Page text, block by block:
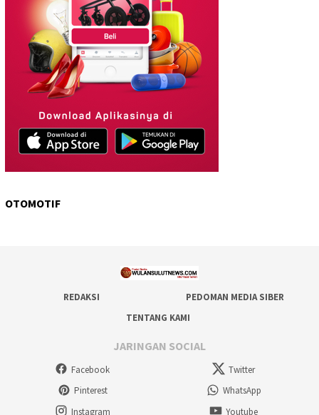
OTOMOTIF
REDAKSI
PEDOMAN MEDIA SIBER
TENTANG KAMI
JARINGAN SOCIAL
Facebook
Twitter
Pinterest
WhatsApp
Instagram
Youtube